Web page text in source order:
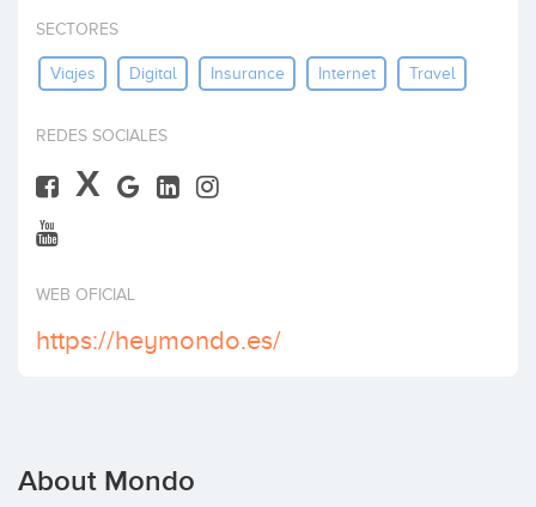
Invest
SECTORES
Viajes Digital Insurance Internet Travel
REDES SOCIALES
X
WEB OFICIAL
https://heymondo.es/
About Mondo